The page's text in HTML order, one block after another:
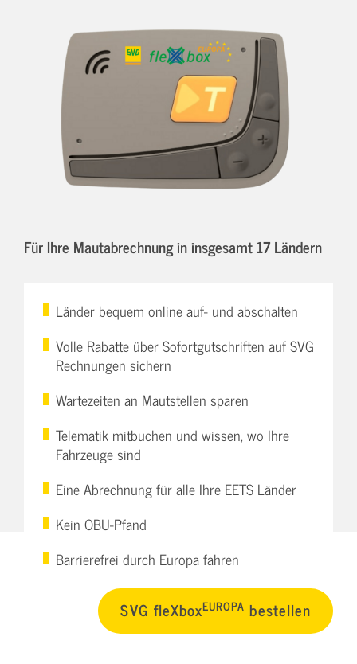
Für Ihre Mautabrechnung in insgesamt 17 Ländern
Länder bequem online auf- und abschalten
Volle Rabatte über Sofortgutschriften auf SVG
Rechnungen sichern
Wartezeiten an Mautstellen sparen
Telematik mitbuchen und wissen, wo Ihre
Fahrzeuge sind
Eine Abrechnung für alle Ihre EETS Länder
Kein OBU-Pfand
Barrierefrei durch Europa fahren
SVG fleXboxEUROPA bestellen